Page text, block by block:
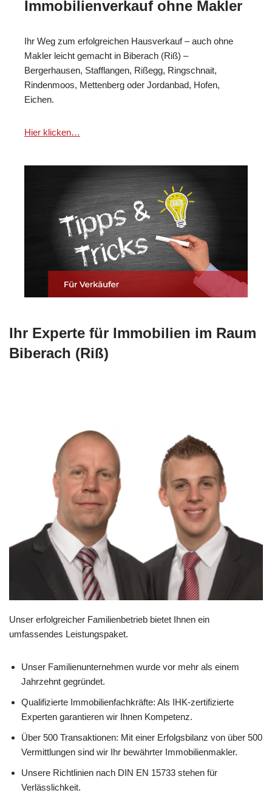
Immobilienverkauf ohne Makler
Ihr Weg zum erfolgreichen Hausverkauf – auch ohne
Makler leicht gemacht in Biberach (Riß) –
Bergerhausen, Stafflangen, Rißegg, Ringschnait,
Rindenmoos, Mettenberg oder Jordanbad, Hofen,
Eichen.
Hier klicken…
Ihr Experte für Immobilien im Raum
Biberach (Riß)
Unser erfolgreicher Familienbetrieb bietet Ihnen ein
umfassendes Leistungspaket.
Unser Familienunternehmen wurde vor mehr als einem
Jahrzehnt gegründet.
Qualifizierte Immobilienfachkräfte: Als IHK-zertifizierte
Experten garantieren wir Ihnen Kompetenz.
Über 500 Transaktionen: Mit einer Erfolgsbilanz von über 500
Vermittlungen sind wir Ihr bewährter Immobilienmakler.
Unsere Richtlinien nach DIN EN 15733 stehen für
Verlässlichkeit.